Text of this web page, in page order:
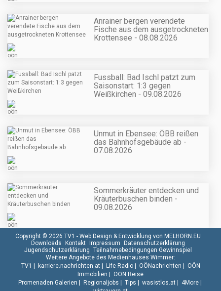
Anrainer bergen verendete
Fische aus dem ausgetrockneten
Krottensee - 08.08.2026
Fussball: Bad Ischl patzt zum
Saisonstart: 1:3 gegen
Weißkirchen - 09.08.2026
Unmut in Ebensee: ÖBB reißen
das Bahnhofsgebäude ab -
07.08.2026
Sommerkräuter entdecken und
Kräuterbuschen binden -
09.08.2026
Copyright © 2026 TV1 - Web Design & Entwicklung von MELHORN.EU
Downloads Kontakt Impressum Datenschutzerklärung
Jugendschutzerklärung Teilnahmebedingungen Gewinnspiel
Weitere Angebote des Medienhauses Wimmer:
TV1 | karriere.nachrichten.at| Life Radio| OÖNachrichten | OÖN
Immobilien | OÖN Reise
Promenaden Galerien | Regionaljobs | Tips | wasistlos.at| 4More|